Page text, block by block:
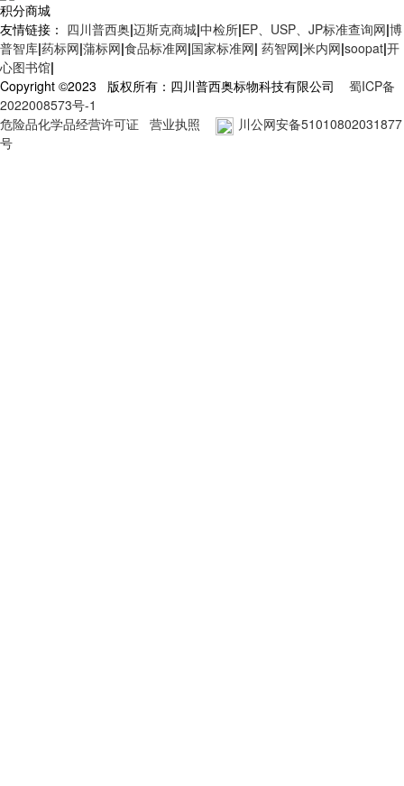
积分商城
友情链接： 四川普西奥|迈斯克商城|中检所|EP、USP、JP标准查询网|博
普智库|药标网|蒲标网|食品标准网|国家标准网| 药智网|米内网|soopat|开
心图书馆|
Copyright ©2023 版权所有：四川普西奥标物科技有限公司 蜀ICP备
2022008573号-1
危险品化学品经营许可证
营业执照
川公网安备51010802031877
号